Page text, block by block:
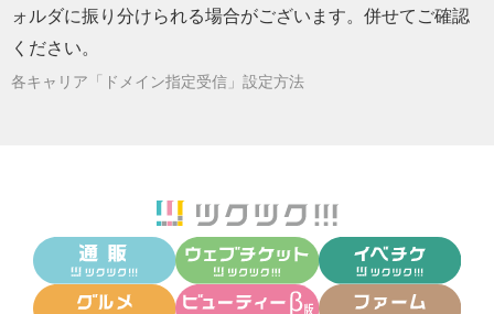
ォルダに振り分けられる場合がございます。併せてご確認
ください。
各キャリア「ドメイン指定受信」設定方法